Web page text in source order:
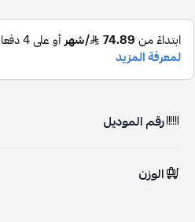
رقم الموديل
الوزن